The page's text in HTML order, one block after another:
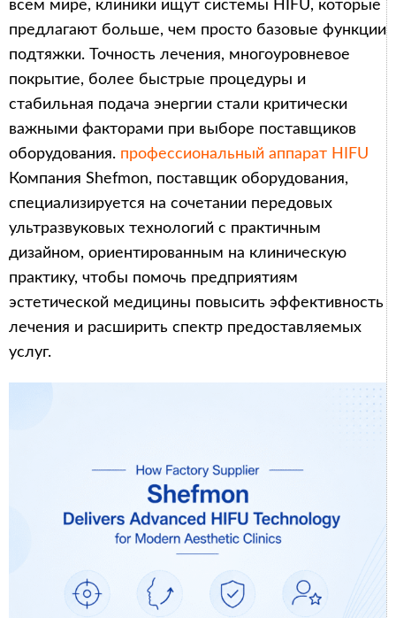
всем мире, клиники ищут системы HIFU, которые
предлагают больше, чем просто базовые функции
подтяжки. Точность лечения, многоуровневое
покрытие, более быстрые процедуры и
стабильная подача энергии стали критически
важными факторами при выборе поставщиков
оборудования. профессиональный аппарат HIFU
Компания Shefmon, поставщик оборудования,
специализируется на сочетании передовых
ультразвуковых технологий с практичным
дизайном, ориентированным на клиническую
практику, чтобы помочь предприятиям
эстетической медицины повысить эффективность
лечения и расширить спектр предоставляемых
услуг.